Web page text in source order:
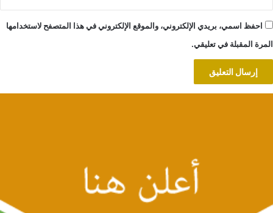
احفظ اسمي، بريدي الإلكتروني، والموقع الإلكتروني في هذا المتصفح لاستخدامها
المرة المقبلة في تعليقي.